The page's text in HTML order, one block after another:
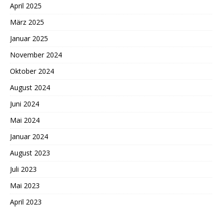
April 2025
März 2025
Januar 2025
November 2024
Oktober 2024
August 2024
Juni 2024
Mai 2024
Januar 2024
August 2023
Juli 2023
Mai 2023
April 2023